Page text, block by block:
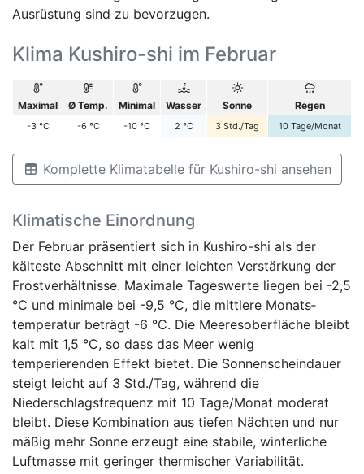
Ausrüstung sind zu bevorzugen.
Klima Kushiro-shi im Februar
Maximal Ø Temp. Minimal Wasser Sonne Regen
-3 °C -6 °C -10 °C 2 °C 3 Std./Tag 10 Tage/Monat
Komplette Klimatabelle für Kushiro-shi ansehen
Klimatische Einordnung
Der Februar präsentiert sich in Kushiro-shi als der
kälteste Abschnitt mit einer leichten Verstärkung der
Frostverhältnisse. Maximale Tageswerte liegen bei -2,5
°C und minimale bei -9,5 °C, die mittlere Monats­
temperatur beträgt -6 °C. Die Meeresoberfläche bleibt
kalt mit 1,5 °C, so dass das Meer wenig
temperierenden Effekt bietet. Die Sonnenscheindauer
steigt leicht auf 3 Std./Tag, während die
Niederschlagsfrequenz mit 10 Tage/Monat moderat
bleibt. Diese Kombination aus tiefen Nächten und nur
mäßig mehr Sonne erzeugt eine stabile, winterliche
Luftmasse mit geringer thermischer Variabilität.